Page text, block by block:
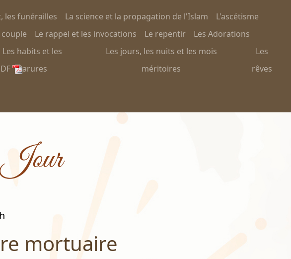
les funérailles La science et la propagation de l'Islam
L'ascétisme
Le rappel et les invocations Le repentir
Les Adorations
Les habits et les
parures
Les jours, les nuits et les mois
méritoires
Les
rêves
mortuaire